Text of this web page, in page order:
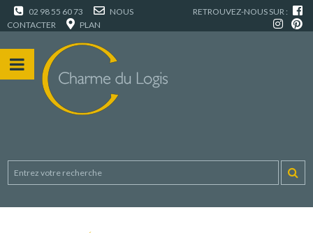
02 98 55 60 73
NOUS
CONTACTER
PLAN
RETROUVEZ-NOUS SUR :